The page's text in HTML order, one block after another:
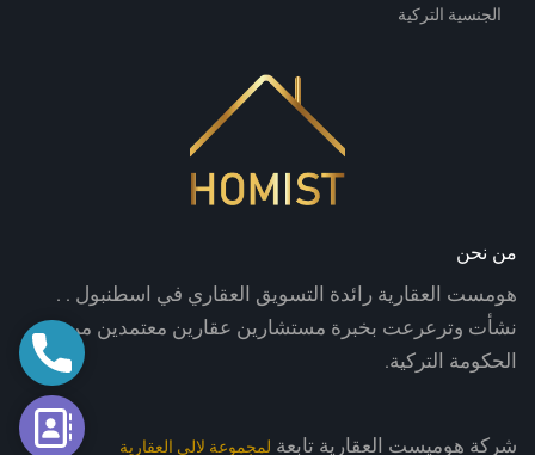
الجنسية التركية
من نحن
هومست العقارية رائدة التسويق العقاري في اسطنبول . .
نشأت وترعرعت بخبرة مستشارين عقارين معتمدين من
الحكومة التركية.
شركة هوميست العقارية تابعة لمجموعة لالي العقارية
اتصال
فورم